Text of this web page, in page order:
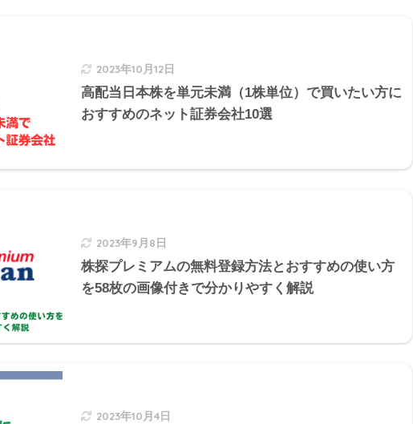
Q35 Q36
Q45 Q46 Q47 Q48 Q49 Q50
Q54
技試験
試験:個人資産相談業務
試験:保険顧客資産相談業務
2023年10月12日
高配当日本株を単元未満（1株単位）で買いたい方に
おすすめのネット証券会社10選
2023年9月8日
株探プレミアムの無料登録方法とおすすめの使い方
を58枚の画像付きで分かりやすく解説
2023年10月4日